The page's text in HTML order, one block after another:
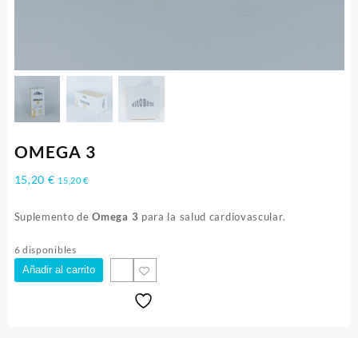
OMEGA 3
15,20 € 15,20€
Suplemento deOmega 3 para la salud cardiovascular.
6 disponibles
Añadir al carrito